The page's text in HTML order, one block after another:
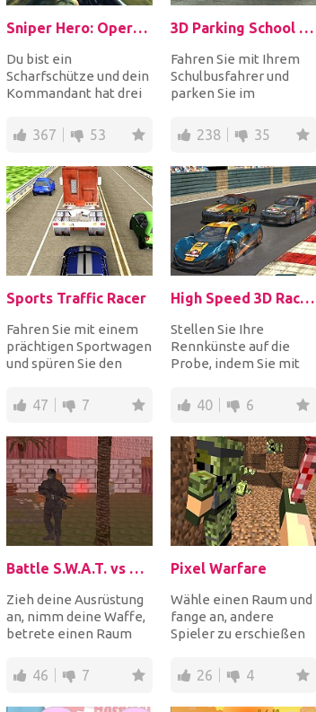
Sniper Hero: Operation Kargil
Du bist ein
Scharfschütze und dein
Kommandant hat drei
Schließe alle drei ab
und...
367 53
3D Parking School Bus Mania
Fahren Sie mit Ihrem
Schulbusfahrer und
parken Sie im
um die einzelnen Level
zu...
238 35
Sports Traffic Racer
Fahren Sie mit einem
prächtigen Sportwagen
und spüren Sie den
Straßenverkehr. Bes...
47 7
High Speed 3D Racing
Stellen Sie Ihre
Rennkünste auf die
Probe, indem Sie mit
Traumsportwagen an
Rennen der Profi-K...
40 6
Battle S.W.A.T. vs Mercenary
Zieh deine Ausrüstung
an, nimm deine Waffe,
betrete einen Raum
Feinde, um am Le...
46 7
Pixel Warfare
Wähle einen Raum und
fange an, andere
Spieler zu erschießen
einzige zu sein, der n...
26 4